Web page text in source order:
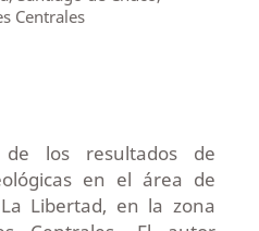
Centrales
los resultados de
en el área de
Libertad, en la zona